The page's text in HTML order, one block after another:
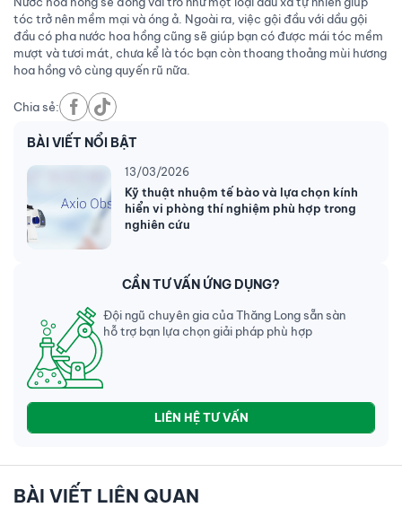
tóc trở nên mềm mại và óng ả. Ngoài ra, việc gội đầu với dầu gội
đầu có pha nước hoa hồng cũng sẽ giúp bạn có được mái tóc mềm
mượt và tươi mát, chưa kể là tóc bạn còn thoang thoảng mùi hương
hoa hồng vô cùng quyến rũ nữa.
Chia sẻ:
BÀI VIẾT NỔI BẬT
13/03/2026
Kỹ thuật nhuộm tế bào và lựa chọn kính
hiển vi phòng thí nghiệm phù hợp trong
nghiên cứu
CẦN TƯ VẤN ỨNG DỤNG?
Đội ngũ chuyên gia của Thăng Long sẵn sàn
hỗ trợ bạn lựa chọn giải pháp phù hợp
LIÊN HỆ TƯ VẤN
BÀI VIẾT LIÊN QUAN